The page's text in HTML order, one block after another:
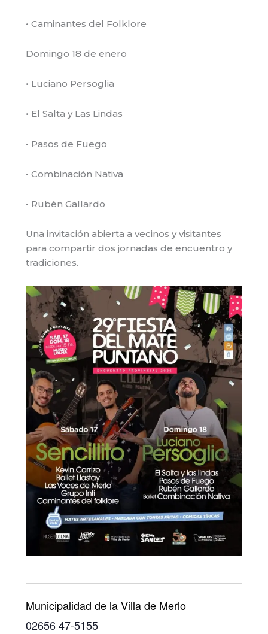
• Caminantes del Folklore
Domingo 18 de enero
• Luciano Persoglia
• El Salta y Las Lindas
• Pasos de Fuego
• Combinación Nativa
• Rubén Gallardo
Una invitación abierta a vecinos y visitantes
para compartir dos jornadas de encuentro y
tradiciones.
Municipalidad de la Villa de Merlo
02656 47-5155